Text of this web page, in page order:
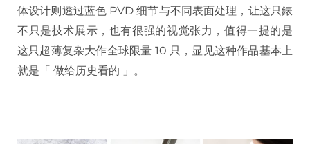
体设计则透过蓝色 PVD 细节与不同表面处理，让这只錶
不只是技术展示，也有很强的视觉张力，值得一提的是
这只超薄复杂大作全球限量 10 只，显见这种作品基本上
就是「 做给历史看的 」。